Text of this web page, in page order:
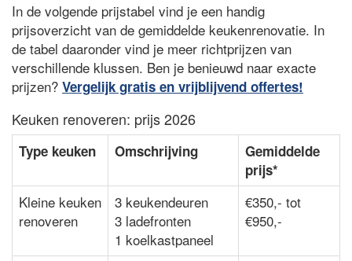
In de volgende prijstabel vind je een handig
prijsoverzicht van de gemiddelde keukenrenovatie. In
de tabel daaronder vind je meer richtprijzen van
verschillende klussen. Ben je benieuwd naar exacte
prijzen? Vergelijk gratis en vrijblijvend offertes!
Keuken renoveren: prijs 2026
Type keuken Omschrijving
Gemiddelde
prijs*
Kleine keuken
renoveren
3 keukendeuren
3 ladefronten
1 koelkastpaneel
€350,- tot
€950,-